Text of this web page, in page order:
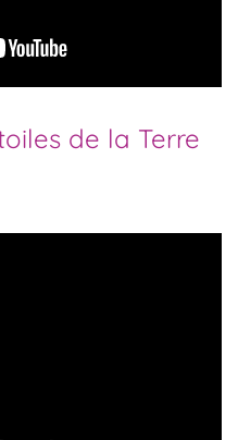
de la Terre